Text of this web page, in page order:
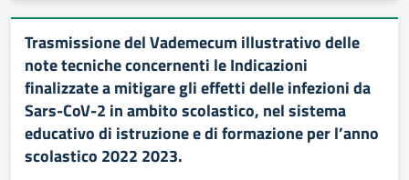
Trasmissione del Vademecum illustrativo delle
note tecniche concernenti le Indicazioni
finalizzate a mitigare gli effetti delle infezioni da
Sars-CoV-2 in ambito scolastico, nel sistema
educativo di istruzione e di formazione per l’anno
scolastico 2022 2023.